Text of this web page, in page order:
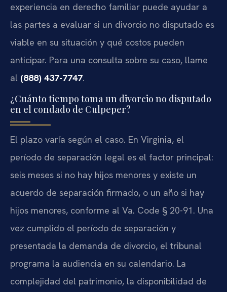
experiencia en derecho familiar puede ayudar a
las partes a evaluar si un divorcio no disputado es
viable en su situación y qué costos pueden
anticipar. Para una consulta sobre su caso, llame
al (888) 437-7747.
¿Cuánto tiempo toma un divorcio no disputado
en el condado de Culpeper?
El plazo varía según el caso. En Virginia, el
período de separación legal es el factor principal:
seis meses si no hay hijos menores y existe un
acuerdo de separación firmado, o un año si hay
hijos menores, conforme al Va. Code § 20-91. Una
vez cumplido el período de separación y
presentada la demanda de divorcio, el tribunal
programa la audiencia en su calendario. La
complejidad del patrimonio, la disponibilidad de